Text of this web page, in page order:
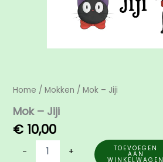
Home /Mokken / Mok – Jiji
Mok – Jiji
€ 10,00
- + TOEVOEGEN
AAN
WINKELWAGEN